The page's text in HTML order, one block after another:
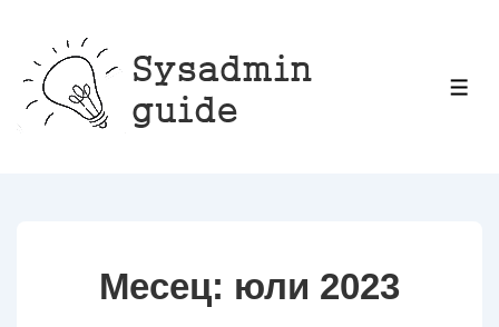
Прескачане
към
основното
Месец: юли 2023